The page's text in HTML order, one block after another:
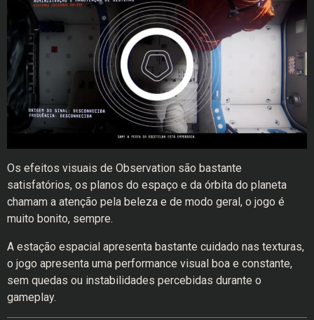
Os efeitos visuais de Observation são bastante
satisfatórios, os planos do espaço e da órbita do planeta
chamam a atenção pela beleza e de modo geral, o jogo é
muito bonito, sempre.
A estação espacial apresenta bastante cuidado nas texturas,
o jogo apresenta uma performance visual boa e constante,
sem quedas ou instabilidades percebidas durante o
gameplay.